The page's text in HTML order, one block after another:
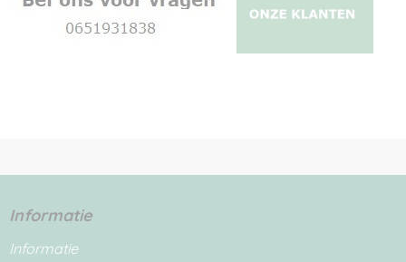
Informatie
Informatie